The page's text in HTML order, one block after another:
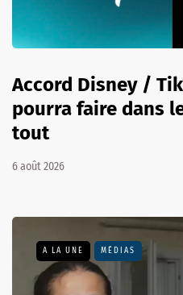
Accord Disney /
pourra faire dans
tout
6 août 2026
A LA UNE MÉDIAS